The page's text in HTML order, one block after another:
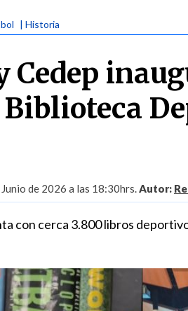
| Historia
Cedep
de 2026 a las 18:30hrs.Autor:
con cerca 3.800 libros